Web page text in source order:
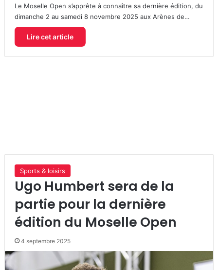
Le Moselle Open s’apprête à connaître sa dernière édition, du
dimanche 2 au samedi 8 novembre 2025 aux Arènes de…
Lire cet article
Sports & loisirs
Ugo Humbert sera de la
partie pour la dernière
édition du Moselle Open
4 septembre 2025